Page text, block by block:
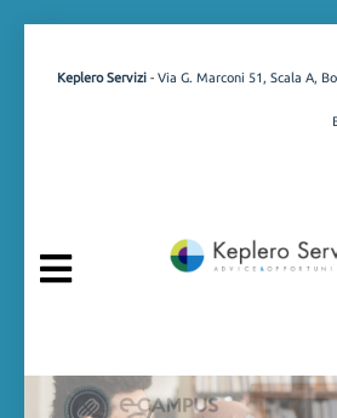
Keplero Servizi - Via G. Marconi 51, Scala A,